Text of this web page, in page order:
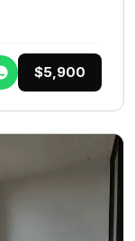
$5,900